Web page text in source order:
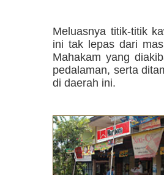
Meluasnya titik-titik
ini tak lepas dari
Mahakam yang
pedalaman, serta
di daerah ini.